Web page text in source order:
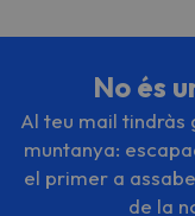
No és
Al teu mail tindràs
muntanya:
el primer a
de la